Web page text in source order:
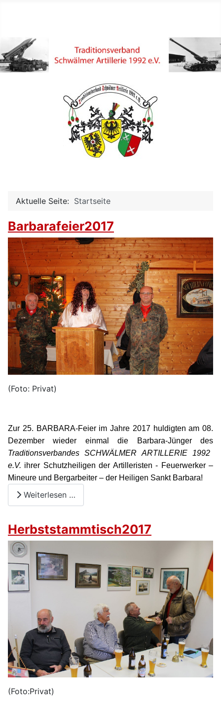
Aktuelle Seite: Startseite
Barbarafeier2017
(Foto: Privat)
Zur 25. BARBARA-Feier im Jahre 2017 huldigten am 08.
Dezember wieder einmal die Barbara-Jünger des
Traditionsverbandes SCHWÄLMER ARTILLERIE 1992
e.V. ihrer Schutzheiligen der Artilleristen - Feuerwerker –
Mineure und Bergarbeiter – der Heiligen Sankt Barbara!
Weiterlesen …
Herbststammtisch2017
(Foto:Privat)